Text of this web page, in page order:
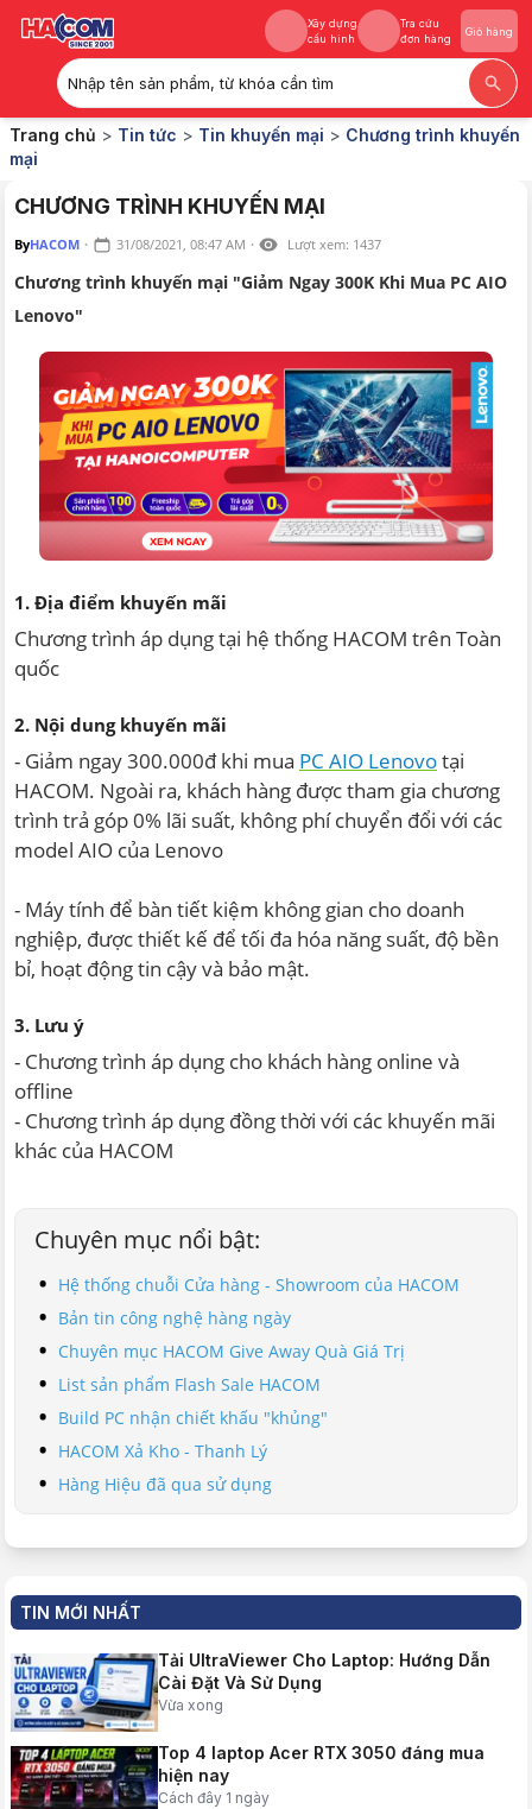
Xây dựng
cấu hình
Tra cứu
đơn hàng
Giỏ hàng
Nhập tên sản phẩm, từ khóa cần tìm
Xây dựng
cấu hình
Tra cứu
đơn hàng
Giỏ hàng
Trang chủ > Tin tức > Tin khuyến mại > Chương trình khuyến
mại
CHƯƠNG TRÌNH KHUYẾN MẠI
ByHACOM · 31/08/2021, 08:47 AM · Lượt xem: 1437
Chương trình khuyến mại "Giảm Ngay 300K Khi Mua PC AIO
Lenovo"
1. Địa điểm khuyến mãi
Chương trình áp dụng tại hệ thống HACOM trên Toàn
quốc
2. Nội dung khuyến mãi
- Giảm ngay 300.000đ khi mua PC AIO Lenovotại
HACOM. Ngoài ra, khách hàng được tham gia chương
trình trả góp 0% lãi suất, không phí chuyển đổi với các
model AIO của Lenovo
- Máy tính để bàn tiết kiệm không gian cho doanh
nghiệp, được thiết kế để tối đa hóa năng suất, độ bền
bỉ, hoạt động tin cậy và bảo mật.
3. Lưu ý
- Chương trình áp dụng cho khách hàng online và
offline
- Chương trình áp dụng đồng thời với các khuyến mãi
khác của HACOM
Chuyên mục nổi bật:
Hệ thống chuỗi Cửa hàng - Showroom của HACOM
Bản tin công nghệ hàng ngày
Chuyên mục HACOM Give Away Quà Giá Trị
List sản phẩm Flash Sale HACOM
Build PC nhận chiết khấu "khủng"
HACOM Xả Kho - Thanh Lý
Hàng Hiệu đã qua sử dụng
TIN MỚI NHẤT
Tải UltraViewer Cho Laptop: Hướng Dẫn
Cài Đặt Và Sử Dụng
Vừa xong
Top 4 laptop Acer RTX 3050 đáng mua
hiện nay
Cách đây 1 ngày